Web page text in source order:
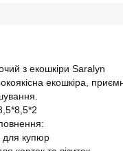
з екошкіри Saralyn
екошкіра,
для купюр